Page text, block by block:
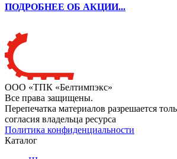
ПОДРОБНЕЕ ОБ АКЦИИ...
ООО «ТПК «Белтимпэкс»
Все права защищены.
Перепечатка материалов разрешается
согласия владельца ресурса
Политика конфиденциальности
Каталог